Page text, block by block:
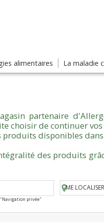
alimentaires La maladie
partenaire
choisir de continuer
produits disponibles
des produits
privée"
ME LOCALISER